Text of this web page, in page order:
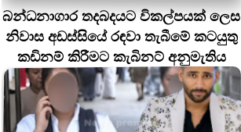
බන්ධනාගාර තදබදයට විකල්පයක් ලෙස
නිවාස අඩස්සියේ රඳවා තැබීමේ කටයුතු
කඩිනම් කිරීමට කැබිනට් අනුමැතිය